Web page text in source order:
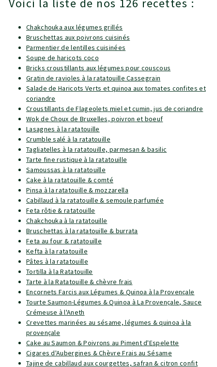
Voici la liste de nos 126 recettes :
Chakchouka aux légumes grillés
Bruschettas aux poivrons cuisinés
Parmentier de lentilles cuisinées
Soupe de haricots coco
Bricks croustillants aux légumes pour couscous
Gratin de ravioles à la ratatouille Cassegrain
Salade de Haricots Verts et quinoa aux tomates confites et
coriandre
Croustillants de Flageolets miel et cumin, jus de coriandre
Wok de Choux de Bruxelles, poivron et boeuf
Lasagnes à la ratatouille
Crumble salé à la ratatouille
Tagliatelles à la ratatouille, parmesan & basilic
Tarte fine rustique à la ratatouille
Samoussas à la ratatouille
Cake à la ratatouille & comté
Pinsa à la ratatouille & mozzarella
Cabillaud à la ratatouille & semoule parfumée
Feta rôtie & ratatouille
Chakchouka à la ratatouille
Bruschettas à la ratatouille & burrata
Feta au four & ratatouille
Kefta à la ratatouille
Pâtes à la ratatouille
Tortilla à la Ratatouille
Tarte à la Ratatouille & chèvre frais
Encornets Farcis aux Légumes & Quinoa à la Provençale
Tourte Saumon-Légumes & Quinoa à La Provençale, Sauce
Crémeuse à l'Aneth
Crevettes marinées au sésame, légumes & quinoa à la
provençale
Cake au Saumon & Poivrons au Piment d'Espelette
Cigares d'Aubergines & Chèvre Frais au Sésame
Tajine de cabillaud aux courgettes, safran & citron confit